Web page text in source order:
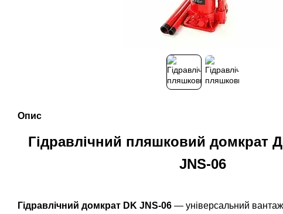
Опис
Гідравлічний пляшковий домкрат
JNS-06
Гідравлічний домкрат DK JNS-06 — універсальний